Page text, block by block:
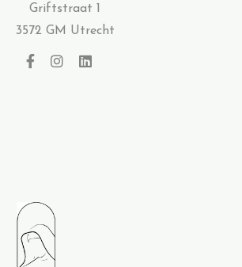
Griftstraat 1
3572 GM Utrecht